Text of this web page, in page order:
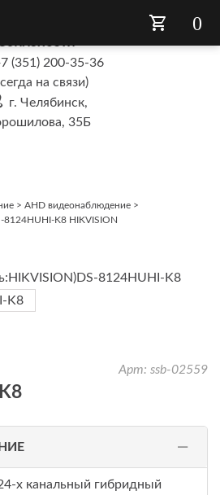
(351) 200-35-36
на связи)
г. Челябинск,
35Б
0
> AHD видеонаблюдение >
8124HUHI-K8 HIKVISION
Арт: ssb-02559
х канальный гибридный